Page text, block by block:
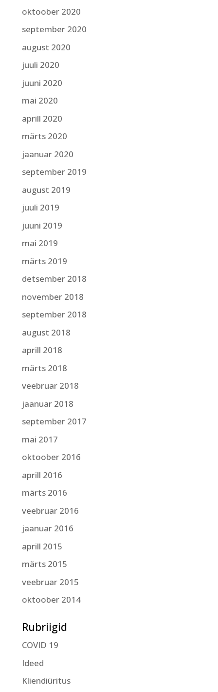
oktoober 2020
september 2020
august 2020
juuli 2020
juuni 2020
mai 2020
aprill 2020
märts 2020
jaanuar 2020
september 2019
august 2019
juuli 2019
juuni 2019
mai 2019
märts 2019
detsember 2018
november 2018
september 2018
august 2018
aprill 2018
märts 2018
veebruar 2018
jaanuar 2018
september 2017
mai 2017
oktoober 2016
aprill 2016
märts 2016
veebruar 2016
jaanuar 2016
aprill 2015
märts 2015
veebruar 2015
oktoober 2014
Rubriigid
COVID 19
Ideed
Kliendiüritus